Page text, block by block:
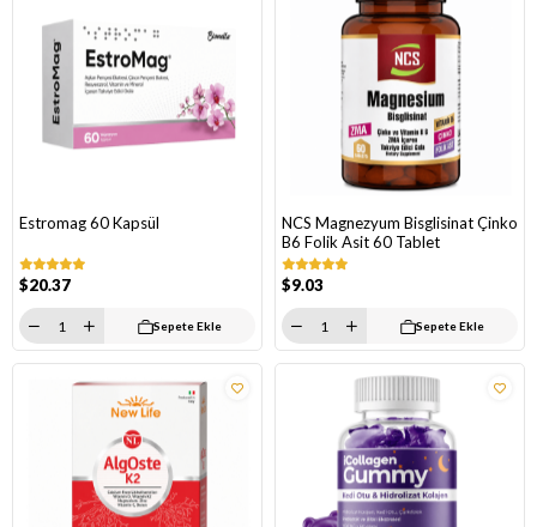
Estromag 60 Kapsül
$20.37
Sepete Ekle
NCS Magnezyum Bisglisinat Çinko
B6 Folik Asit 60 Tablet
$9.03
Sepete Ekle